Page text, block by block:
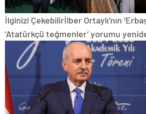
İlginizi Çekebilirİlber Ortaylı’nın
‘Atatürkçü teğmenler’ yorumu